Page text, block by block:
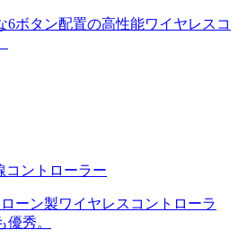
6ボタン配置の高性能ワイヤレスコ
コントローラー
ーン製ワイヤレスコントローラ
秀。